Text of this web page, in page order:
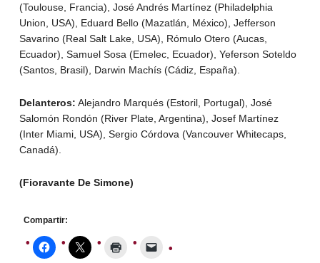
(Toulouse, Francia), José Andrés Martínez (Philadelphia
Union, USA), Eduard Bello (Mazatlán, México), Jefferson
Savarino (Real Salt Lake, USA), Rómulo Otero (Aucas,
Ecuador), Samuel Sosa (Emelec, Ecuador), Yeferson Soteldo
(Santos, Brasil), Darwin Machís (Cádiz, España).
Delanteros: Alejandro Marqués (Estoril, Portugal), José
Salomón Rondón (River Plate, Argentina), Josef Martínez
(Inter Miami, USA), Sergio Córdova (Vancouver Whitecaps,
Canadá).
(Fioravante De Simone)
Compartir: